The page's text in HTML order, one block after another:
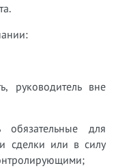
руководитель вне
для
сделки или в силу